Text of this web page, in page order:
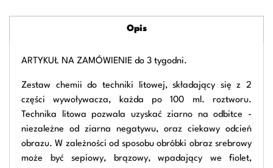
Opis
ARTYKUŁ NA ZAMÓWIENIE do 3 tygodni.
Zestaw chemii do techniki litowej, składający się z 2
części wywoływacza, każda po 100 ml. roztworu.
Technika litowa pozwala uzyskać ziarno na odbitce -
niezależne od ziarna negatywu, oraz ciekawy odcień
obrazu. W zależności od sposobu obróbki obraz srebrowy
może być sepiowy, brązowy, wpadający we fiolet,